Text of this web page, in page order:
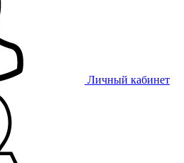
Личный кабинет